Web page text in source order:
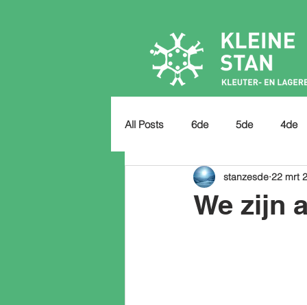
All Posts 6de 5de 4de
We zijn
stanzesde 22 mrt